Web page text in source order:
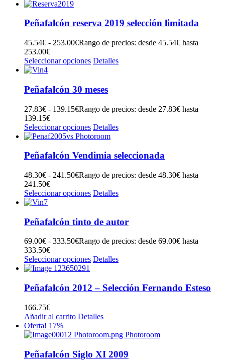
Peñafalcón reserva 2019 selección limitada
45.54€ - 253.00€Rango de precios: desde 45.54€ hasta
253.00€
Seleccionar opciones Detalles
Peñafalcón 30 meses
27.83€ - 139.15€Rango de precios: desde 27.83€ hasta
139.15€
Seleccionar opciones Detalles
Peñafalcón Vendimia seleccionada
48.30€ - 241.50€Rango de precios: desde 48.30€ hasta
241.50€
Seleccionar opciones Detalles
Peñafalcón tinto de autor
69.00€ - 333.50€Rango de precios: desde 69.00€ hasta
333.50€
Seleccionar opciones Detalles
Peñafalcón 2012 – Selección Fernando Esteso
166.75€
Añadir al carrito Detalles
Oferta! 17%
Peñafalcón Siglo XI 2009